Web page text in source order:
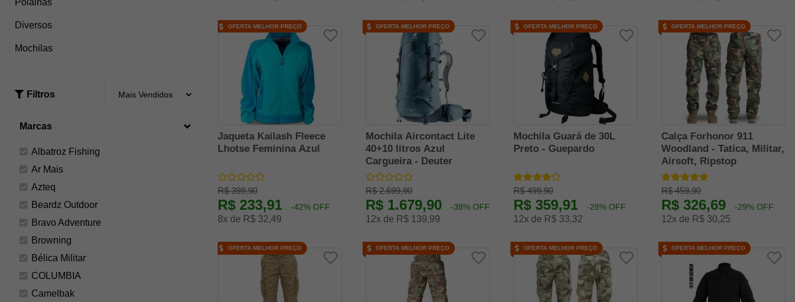
Diversos
Mochilas
Filtros
Marcas
Albatroz Fishing
Ar Mais
Azteq
Beardz Outdoor
Bravo Adventure
Browning
Bélica Militar
COLUMBIA
Camelbak
Jaqueta Kailash Fleece
Lhotse Feminina Azul
R$ 399,90
R$ 233,91 -42% OFF
8x de R$ 32,49
OFERTA MELHOR PREÇO
Mochila Aircontact Lite
40+10 litros Azul
Cargueira - Deuter
R$ 2.699,90
R$ 1.679,90 -38% OFF
12x de R$ 139,99
OFERTA MELHOR PREÇO
Mochila Guará de 30L
Preto - Guepardo
R$ 499,90
R$ 359,91 -28% OFF
12x de R$ 33,32
OFERTA MELHOR PREÇO
Calça Forhonor 911
Woodland - Tatica, Militar,
Airsoft, Ripstop
R$ 459,90
R$ 326,69 -29% OFF
12x de R$ 30,25
OFERTA MELHOR PREÇO
OFERTA MELHOR PREÇO OFERTA MELHOR PREÇO OFERTA MELHOR PREÇO OFERTA MELHOR PREÇO